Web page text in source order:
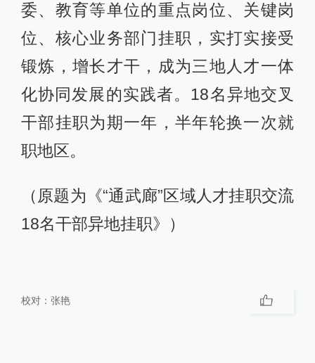
委、教育等单位的重点岗位、关键岗
位、核心业务部门挂职，实打实接受
锻炼，增长才干，成为三地人才一体
化协同发展的实践者。18名异地交叉
干部挂职为期一年，半年轮换一次就
职地区。
（原题为《“通武廊”区域人才挂职交流
18名干部异地挂职》）
校对： 张艳